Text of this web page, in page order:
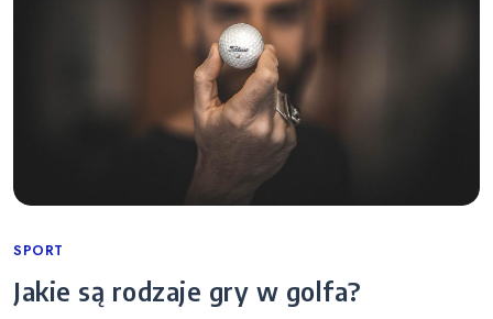
Categories
SPORT
Jakie są rodzaje gry w golfa?